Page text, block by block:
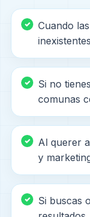
Cuando
inexistentes
Si no
comunas
Al querer
y
Si buscas